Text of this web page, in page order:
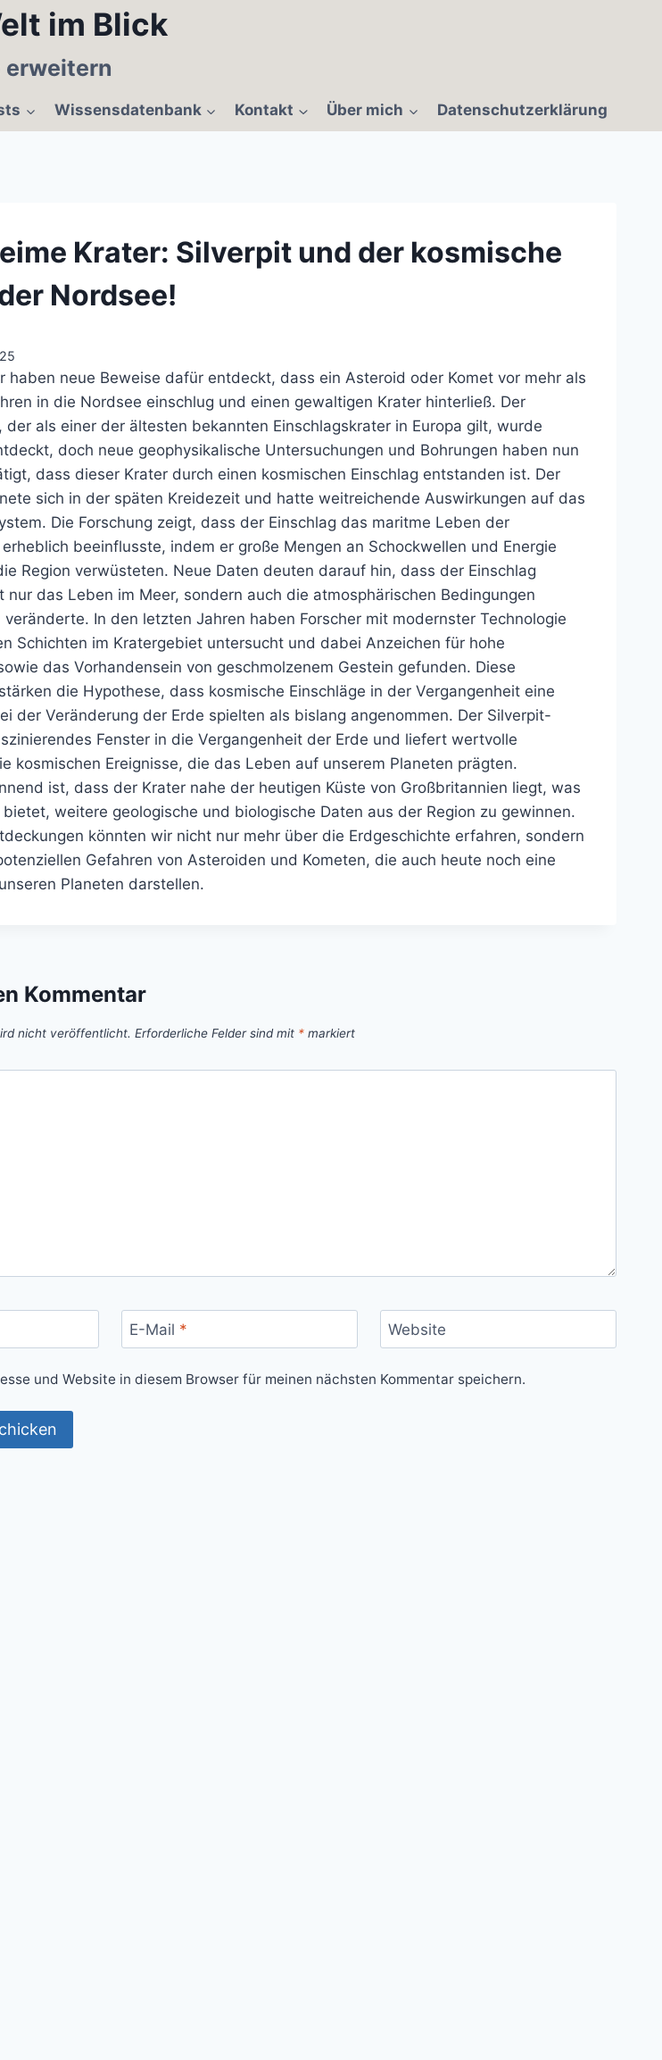
im Blick
erweitern
Wissensdatenbank Kontakt Über mich Datenschutzerklärung
Krater: Silverpit und der kosmische
Nordsee!
haben neue Beweise dafür entdeckt, dass ein Asteroid oder Komet vor mehr als
in die Nordsee einschlug und einen gewaltigen Krater hinterließ. Der
der als einer der ältesten bekannten Einschlagskrater in Europa gilt, wurde
doch neue geophysikalische Untersuchungen und Bohrungen haben nun
dass dieser Krater durch einen kosmischen Einschlag entstanden ist. Der
sich in der späten Kreidezeit und hatte weitreichende Auswirkungen auf das
Die Forschung zeigt, dass der Einschlag das maritme Leben der
beeinflusste, indem er große Mengen an Schockwellen und Energie
Region verwüsteten. Neue Daten deuten darauf hin, dass der Einschlag
nur das Leben im Meer, sondern auch die atmosphärischen Bedingungen
In den letzten Jahren haben Forscher mit modernster Technologie
Schichten im Kratergebiet untersucht und dabei Anzeichen für hohe
das Vorhandensein von geschmolzenem Gestein gefunden. Diese
die Hypothese, dass kosmische Einschläge in der Vergangenheit eine
der Veränderung der Erde spielten als bislang angenommen. Der Silverpit-
Fenster in die Vergangenheit der Erde und liefert wertvolle
kosmischen Ereignisse, die das Leben auf unserem Planeten prägten.
ist, dass der Krater nahe der heutigen Küste von Großbritannien liegt, was
weitere geologische und biologische Daten aus der Region zu gewinnen.
könnten wir nicht nur mehr über die Erdgeschichte erfahren, sondern
Gefahren von Asteroiden und Kometen, die auch heute noch eine
Planeten darstellen.
Kommentar
nicht veröffentlicht. Erforderliche Felder sind mit * markiert
E-Mail * Website
und Website in diesem Browser für meinen nächsten Kommentar speichern.